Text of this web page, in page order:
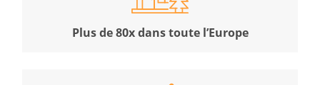
Plus de 80x dans toute l’Europe